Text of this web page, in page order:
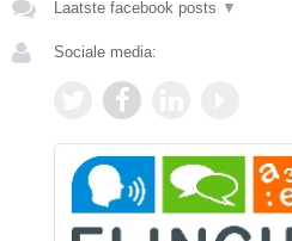
Laatste facebook posts ▼
Sociale media: